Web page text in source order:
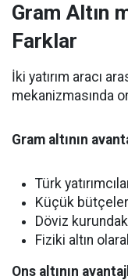
Gram Altın
Farklar
İki yatırım aracı
mekanizmasında
Gram altının
Türk
Küçük
Döviz
Fiziki altın
Ons altının